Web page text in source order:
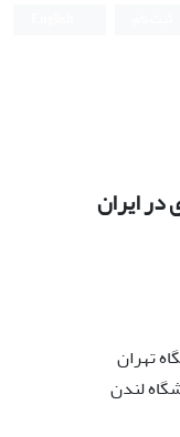
در ایران
تهران
لندن